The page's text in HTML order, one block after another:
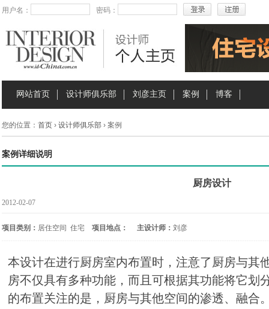
用户名： 密码：
网站首页 设计师俱乐部 刘彦主页 案例 博客
您的位置： 首页› 设计师俱乐部› 案例
案例详细说明
厨房设计
2012-02-07
项目类别： 居住空间 住宅 项目地点： 主设计师： 刘彦
本设计在进行厨房室内布置时，注意了厨房与其
房不仅具有多种功能，而且可根据其功能将它划
的布置关注的是，厨房与其他空间的渗透、融合